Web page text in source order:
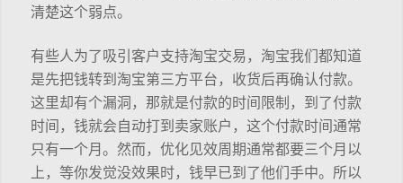
清楚这个弱点。
有些人为了吸引客户支持淘宝交易，淘宝我们都知道
是先把钱转到淘宝第三方平台，收货后再确认付款。
这里却有个漏洞，那就是付款的时间限制，到了付款
时间，钱就会自动打到卖家账户，这个付款时间通常
只有一个月。然而，优化见效周期通常都要三个月以
上，等你发觉没效果时，钱早已到了他们手中。所以